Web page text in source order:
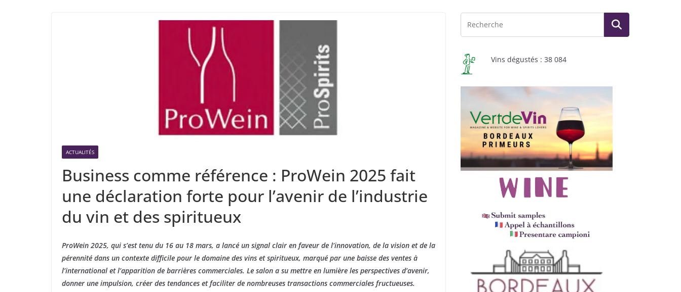
ACTUALITÉS
Business comme référence : ProWein 2025 fait
une déclaration forte pour l’avenir de l’industrie
du vin et des spiritueux
ProWein 2025, qui s’est tenu du 16 au 18 mars, a lancé un signal clair en faveur de l’innovation, de la vision et de la
pérennité dans un contexte difficile pour le domaine des vins et spiritueux, marqué par une baisse des ventes à
l’international et l’apparition de barrières commerciales. Le salon a su mettre en lumière les perspectives d’avenir,
donner une impulsion, créer des tendances et faciliter de nombreuses transactions commerciales fructueuses.
Vins dégustés : 38 084